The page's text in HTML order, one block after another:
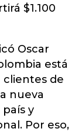
$1.100
Oscar
está
clientes de
nueva
y
Por eso,